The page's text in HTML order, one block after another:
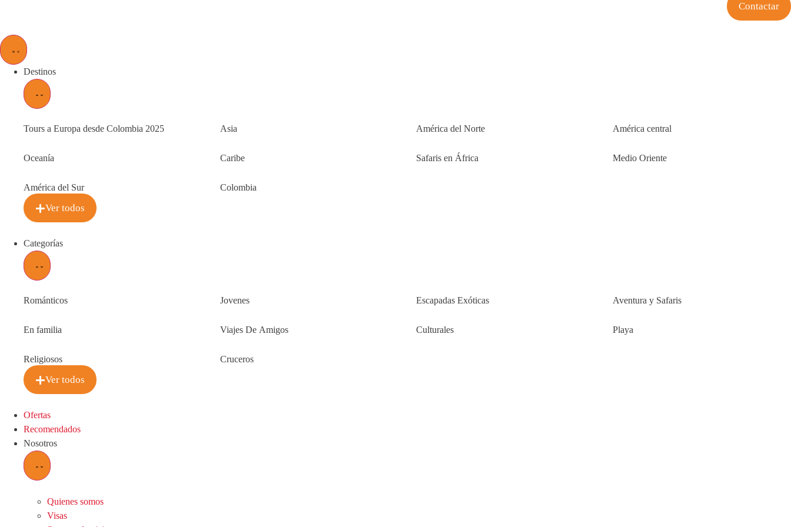
Contactar
Destinos
Tours a Europa desde Colombia 2025 Asia América del Norte América central
Oceanía Caribe Safaris en África Medio Oriente
América del Sur Colombia
Ver todos
Categorías
Románticos Jovenes Escapadas Exóticas Aventura y Safaris
En familia Viajes De Amigos Culturales Playa
Religiosos Cruceros
Ver todos
Ofertas
Recomendados
Nosotros
Quienes somos
Visas